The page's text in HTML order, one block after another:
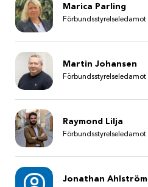
Marica Parling
Förbundsstyrelseledamot
Martin Johansen
Förbundsstyrelseledamot
Raymond Lilja
Förbundsstyrelseledamot
Jonathan Ahlström